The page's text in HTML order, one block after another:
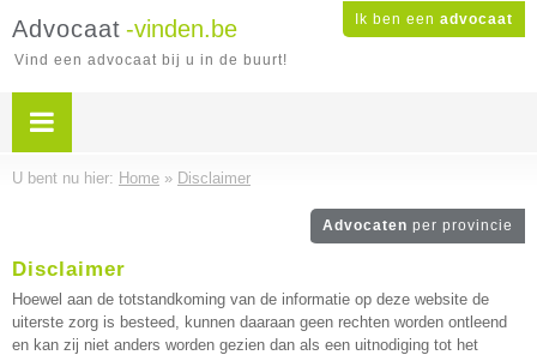
Ik ben een advocaat
Advocaat -vinden.be
Vind een advocaat bij u in de buurt!
U bent nu hier: Home » Disclaimer
Advocaten per provincie
Disclaimer
Hoewel aan de totstandkoming van de informatie op deze website de
uiterste zorg is besteed, kunnen daaraan geen rechten worden ontleend
en kan zij niet anders worden gezien dan als een uitnodiging tot het